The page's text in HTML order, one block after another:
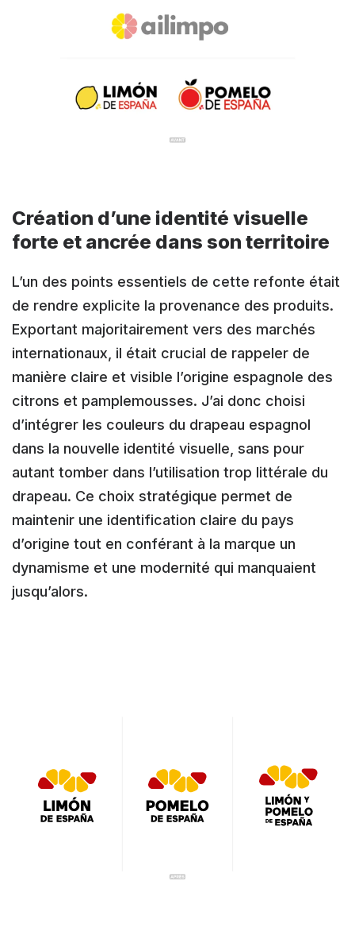
Création d’une identité visuelle
forte et ancrée dans son territoire
L’un des points essentiels de cette refonte était
de rendre explicite la provenance des produits.
Exportant majoritairement vers des marchés
internationaux, il était crucial de rappeler de
manière claire et visible l’origine espagnole des
citrons et pamplemousses. J’ai donc choisi
d’intégrer les couleurs du drapeau espagnol
dans la nouvelle identité visuelle, sans pour
autant tomber dans l’utilisation trop littérale du
drapeau. Ce choix stratégique permet de
maintenir une identification claire du pays
d’origine tout en conférant à la marque un
dynamisme et une modernité qui manquaient
jusqu’alors.